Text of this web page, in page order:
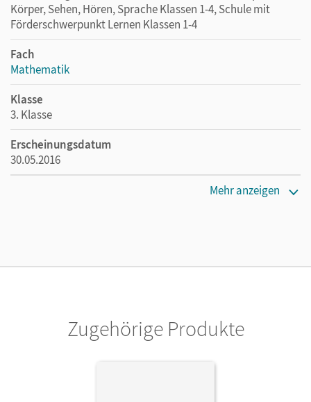
Körper, Sehen, Hören, Sprache Klassen 1-4, Schule mit
Förderschwerpunkt Lernen Klassen 1-4
Fach
Mathematik
Klasse
3. Klasse
Erscheinungsdatum
30.05.2016
Mehr anzeigen
Zugehörige Produkte